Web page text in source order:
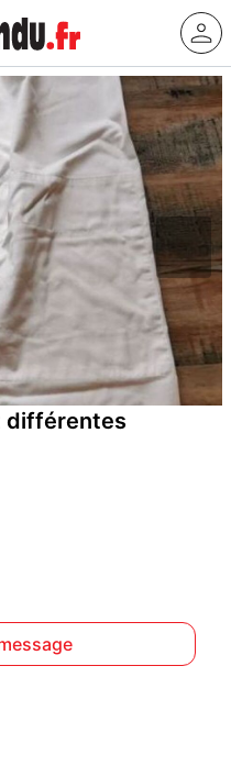
différentes